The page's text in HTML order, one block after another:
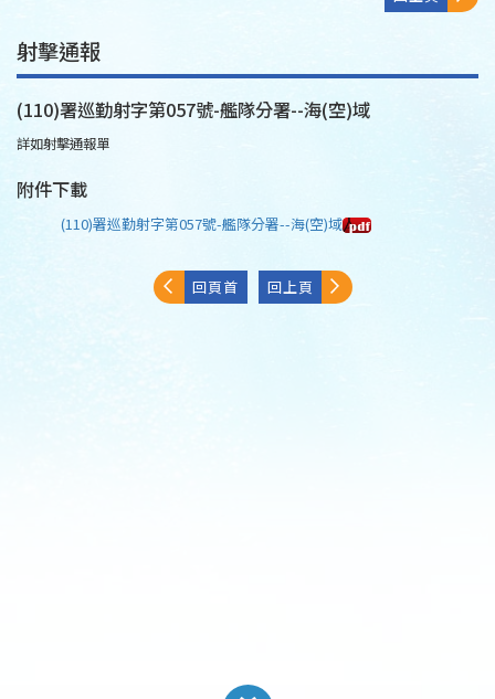
射擊通報
(110)署巡勤射字第057號-艦隊分署--海(空)域
詳如射擊通報單
附件下載
(110)署巡勤射字第057號-艦隊分署--海(空)域
回頁首 回上頁